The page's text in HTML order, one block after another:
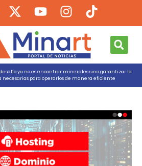
ya no es encontrar minerales sino garantizar la
para operarlos de manera eficiente